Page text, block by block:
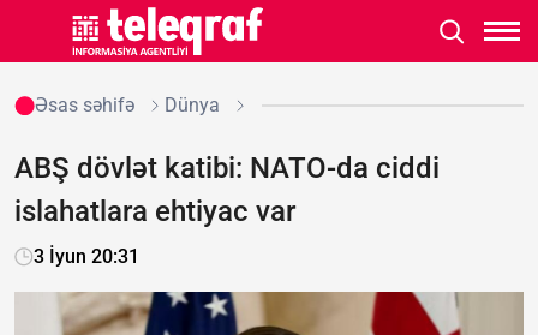
Əsas səhifə Dünya
ABŞ dövlət katibi: NATO-da ciddi
islahatlara ehtiyac var
3 İyun 20:31